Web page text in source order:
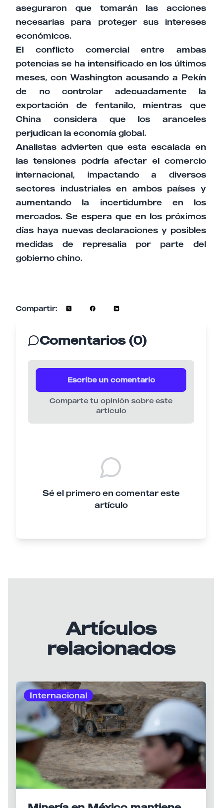
aseguraron que tomarán las acciones
necesarias para proteger sus intereses
económicos.
El conflicto comercial entre ambas
potencias se ha intensificado en los últimos
meses, con Washington acusando a Pekín
de no controlar adecuadamente la
exportación de fentanilo, mientras que
China considera que los aranceles
perjudican la economía global.
Analistas advierten que esta escalada en
las tensiones podría afectar el comercio
internacional, impactando a diversos
sectores industriales en ambos países y
aumentando la incertidumbre en los
mercados. Se espera que en los próximos
días haya nuevas declaraciones y posibles
medidas de represalia por parte del
gobierno chino.
Compartir:
Comentarios (0)
Escribe un comentario
Comparte tu opinión sobre este
artículo
Sé el primero en comentar este
artículo
Artículos
relacionados
Internacional